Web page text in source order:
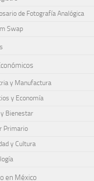
de Fotografía Analógica
Swap
y Manufactura
y Economía
Bienestar
Primario
y Cultura
en México